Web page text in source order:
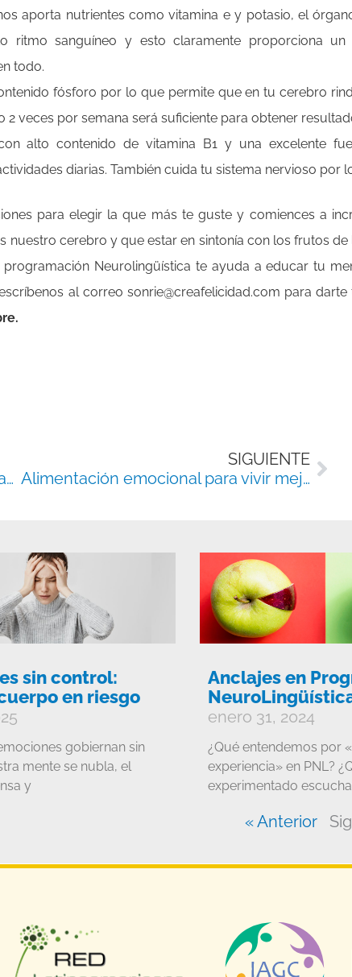
aporta nutrientes como vitamina e y potasio, el
ritmo sanguíneo y esto claramente proporciona
todo.
fósforo por lo que permite que en tu cerebro
2 veces por semana será suficiente para obtener
alto contenido de vitamina B1 y una excelente
diarias. También cuida tu sistema nervioso por
para elegir la que más te guste y comiences a
nuestro cerebro y que estar en sintonía con los frutos
Neurolingüística te ayuda a educar tu
al correo sonrie@creafelicidad.com para
Masterclass Gratis Espiritualidad y trascendencia, una perspectiva científica
SIGUIENTE
Alimentación emocional para vivir mejor
sin control:
en riesgo
gobiernan sin
mente se nubla, el
y
Anclajes en
enero 31, 2024
¿Qué entendemos por
experiencia» en PNL?
experimentado
« Anterior